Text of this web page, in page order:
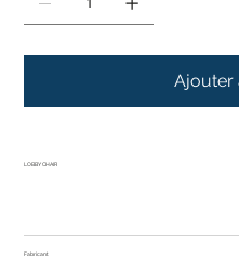
Ajouter
LOBBY CHAIR
Fabricant